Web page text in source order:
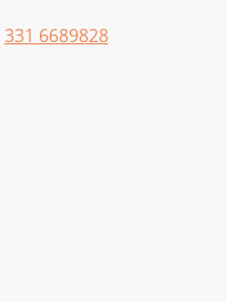
331 6689828